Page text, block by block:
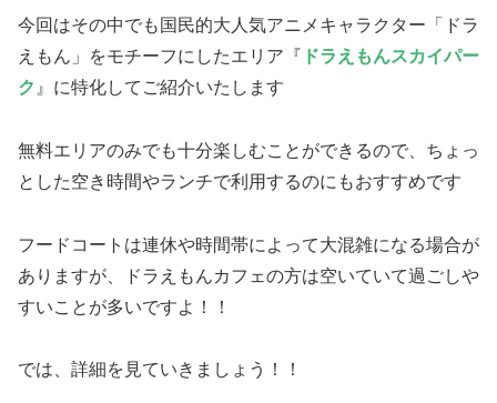
今回はその中でも国民的大人気アニメキャラクター「ドラ
えもん」をモチーフにしたエリア『 ドラえもんスカイパー
ク 』に特化してご紹介いたします
無料エリアのみでも十分楽しむことができるので、ちょっ
とした空き時間やランチで利用するのにもおすすめです
フードコートは連休や時間帯によって大混雑になる場合が
ありますが、ドラえもんカフェの方は空いていて過ごしや
すいことが多いですよ！！
では、詳細を見ていきましょう！！